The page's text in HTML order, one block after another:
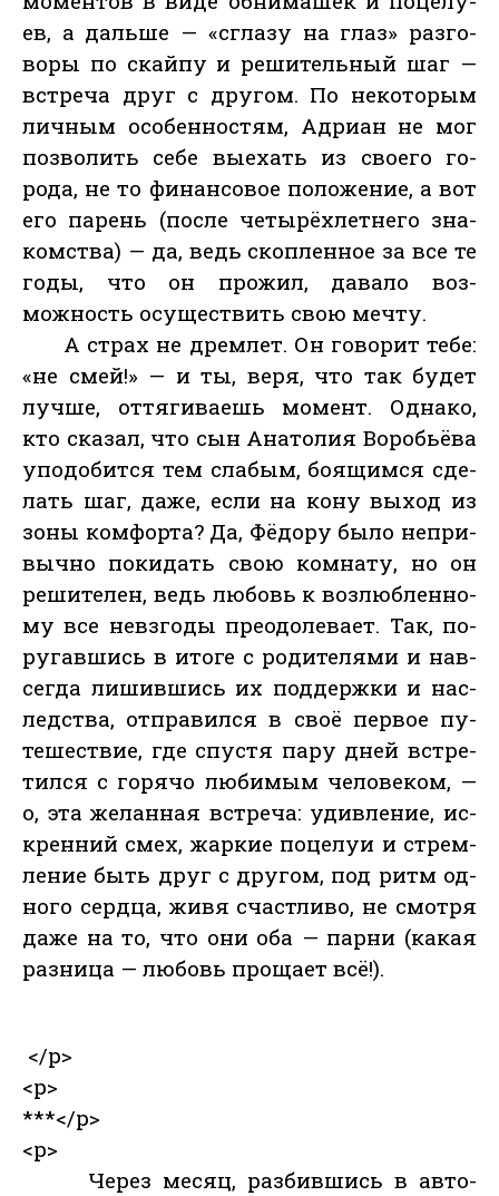
ев, а даль­ше — «сгла­зу на глаз» раз­го­
воры по скай­пу и ре­шитель­ный шаг —
встре­ча друг с дру­гом. По не­кото­рым
лич­ным осо­бен­ностям, Ад­ри­ан не мог
поз­во­лить се­бе вы­ехать из сво­его го­
рода, не то фи­нан­со­вое по­ложе­ние, а вот
его па­рень (пос­ле че­тырёх­летне­го зна­
комс­тва) — да, ведь скоп­ленное за все те
го­ды, что он про­жил, да­вало воз­
можность осу­щес­твить свою меч­ту.
А страх не дрем­лет. Он го­ворит те­бе:
«не смей!» — и ты, ве­ря, что так бу­дет
луч­ше, от­тя­гива­ешь мо­мент. Од­на­ко,
кто ска­зал, что сын Ана­толия Во­робь­ёва
упо­добит­ся тем сла­бым, бо­ящим­ся сде­
лать шаг, да­же, ес­ли на ко­ну вы­ход из
зо­ны ком­форта? Да, Фё­дору бы­ло неп­ри­
выч­но по­кидать свою ком­на­ту, но он
ре­шите­лен, ведь лю­бовь к воз­люблен­но­
му все нев­зго­ды пре­одо­лева­ет. Так, по­
ругав­шись в ито­ге с ро­дите­лями и нав­
сегда ли­шив­шись их под­дер­жки и нас­
ледс­тва, от­пра­вил­ся в своё пер­вое пу­
тешес­твие, где спус­тя па­ру дней встре­
тил­ся с го­рячо лю­бимым че­лове­ком, —
о, эта же­лан­ная встре­ча: удив­ле­ние, ис­
крен­ний смех, жар­кие по­целуи и стрем­
ле­ние быть друг с дру­гом, под ритм од­
но­го сер­дца, жи­вя счас­тли­во, не смот­ря
да­же на то, что они оба — пар­ни (ка­кая
раз­ни­ца — лю­бовь про­ща­ет всё!).
</p>
<p>
***</p>
<p>
Че­рез ме­сяц, раз­бившись в ав­то­